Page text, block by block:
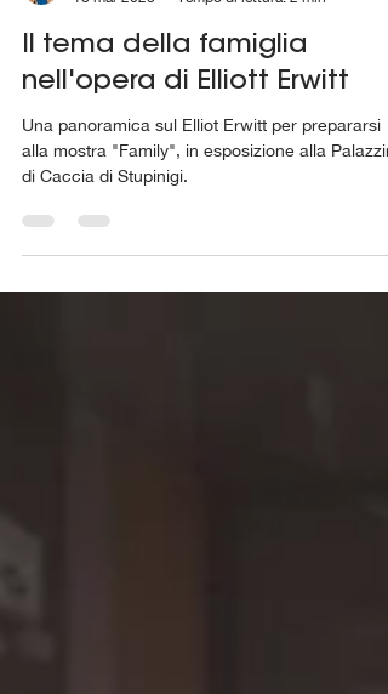
Martina Asia Coduri de Cartosio
18 mar 2023
Tempo di lettura: 2 min
Il tema della famiglia
nell'opera di Elliott Erwitt
Una panoramica sul Elliot Erwitt per prepararsi
alla mostra "Family", in esposizione alla